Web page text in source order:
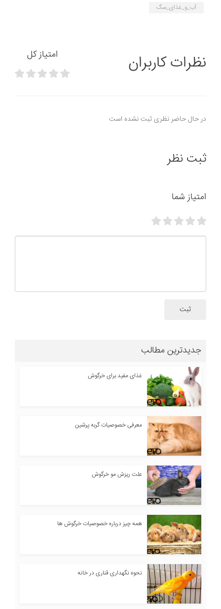
آب_و_غذای_سگ
نظرات کاربران امتیاز کل
در حال حاضر نظری ثبت نشده است
ثبت نظر
امتیاز شما
ثبت
جدیدترین مطالب
غذای مفید برای خرگوش
معرفی خصوصیات گربه پرشین
علت ریزش مو خرگوش
همه چیز درباره خصوصیات خرگوش ها
نحوه نگهداری قناری در خانه